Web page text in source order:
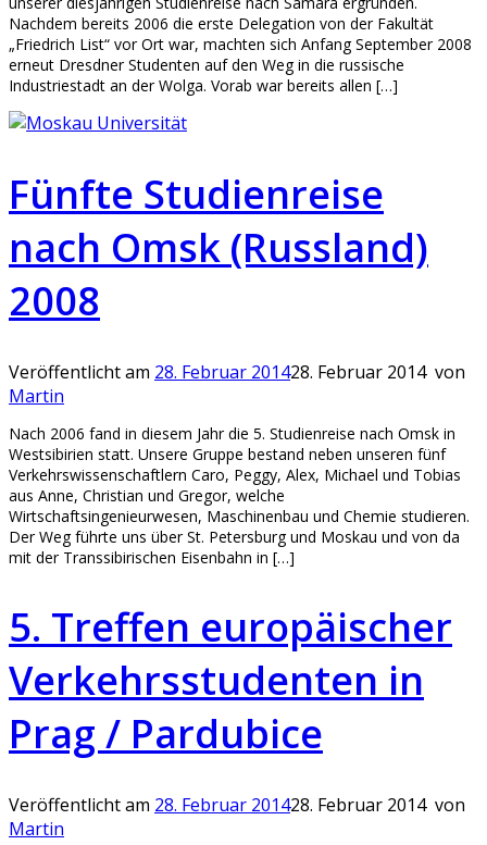
Nachdem bereits 2006 die erste Delegation von der Fakultät
„Friedrich List“ vor Ort war, machten sich Anfang September 2008
erneut Dresdner Studenten auf den Weg in die russische
Industriestadt an der Wolga. Vorab war bereits allen […]
Fünfte Studienreise
nach Omsk (Russland)
2008
Veröffentlicht am 28. Februar 201428. Februar 2014 von
Martin
Nach 2006 fand in diesem Jahr die 5. Studienreise nach Omsk in
Westsibirien statt. Unsere Gruppe bestand neben unseren fünf
Verkehrswissenschaftlern Caro, Peggy, Alex, Michael und Tobias
aus Anne, Christian und Gregor, welche
Wirtschaftsingenieurwesen, Maschinenbau und Chemie studieren.
Der Weg führte uns über St. Petersburg und Moskau und von da
mit der Transsibirischen Eisenbahn in […]
5. Treffen europäischer
Verkehrsstudenten in
Prag / Pardubice
Veröffentlicht am 28. Februar 201428. Februar 2014 von
Martin